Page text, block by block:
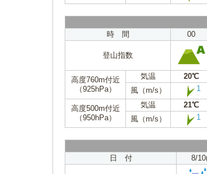
時 間
00
登山指数
高度760m付近
（925hPa）
気温 20℃
風（m/s）
1
高度500m付近
（950hPa）
気温 21℃
風（m/s）
1
日 付
8/